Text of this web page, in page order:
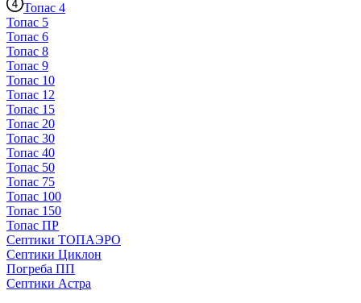
Топас 4
Топас 5
Топас 6
Топас 8
Топас 9
Топас 10
Топас 12
Топас 15
Топас 20
Топас 30
Топас 40
Топас 50
Топас 75
Топас 100
Топас 150
Топас ПР
Септики ТОПАЭРО
Септики Циклон
Погреба ПП
Септики Астра